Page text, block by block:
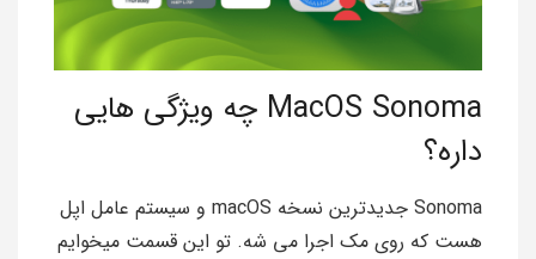
MacOS Sonoma چه ویژگی هایی
داره؟
Sonoma جدیدترین نسخه macOS و سیستم عامل اپل
هست که روی مک اجرا می شه. تو این قسمت میخوایم